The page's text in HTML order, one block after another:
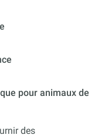
pour animaux de
des